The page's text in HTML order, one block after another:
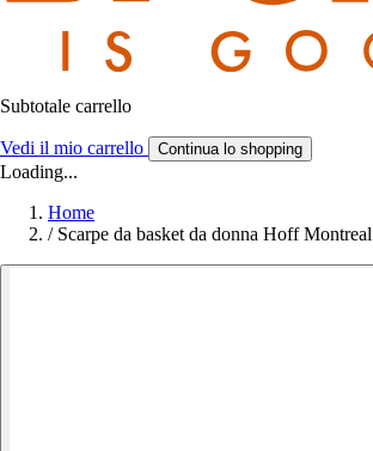
Subtotale carrello
Vedi il mio carrello Continua lo shopping
Loading...
Home
/ Scarpe da basket da donna Hoff Montreal